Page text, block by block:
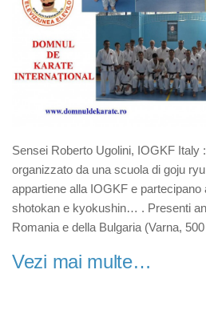
Nivel specialist
A.D.K.JR MIȘCARE
Copii
Antrenori
Specialiști
Prezentare TVedu
Sensei Roberto Ugolini, IOGKF Italy
organizzato da una scuola di goju
appartiene alla IOGKF e partecipano
shotokan e kyokushin… . Presenti
Romania e della Bulgaria (Varna,
Vezi mai multe…